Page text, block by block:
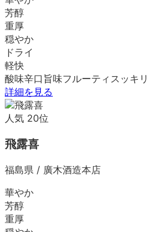
芳醇
重厚
穏やか
ドライ
軽快
酸味辛口 旨味フルーティ スッキリ
詳細を見る
人気 20位
飛露喜
福島県 / 廣木酒造本店
華やか
芳醇
重厚